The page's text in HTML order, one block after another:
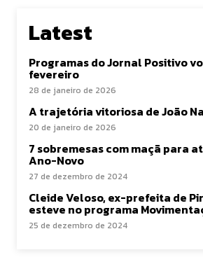
Latest
Programas do Jornal Positivo
fevereiro
28 de janeiro de 2026
A trajetória vitoriosa de João
20 de janeiro de 2026
7 sobremesas com maçã para
Ano-Novo
27 de dezembro de 2024
Cleide Veloso, ex-prefeita de
esteve no programa
25 de dezembro de 2024